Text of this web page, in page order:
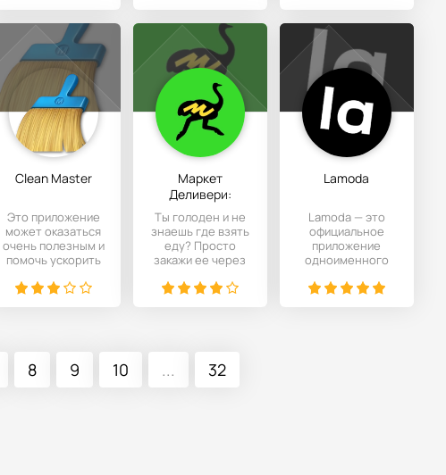
и
исходя
Clean Master
Это приложение
может оказаться
очень полезным и
помочь ускорить
телефона или
Маркет
Деливери:
Ты голоден и не
знаешь где взять
еду? Просто
закажи ее через
Delivery Club и
Lamoda
Lamoda — это
официальное
приложение
одноименного
магазина,
8 9 10 ... 32